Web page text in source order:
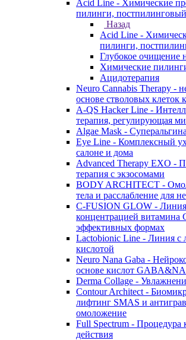
Acid Line - Химические
пилинги,
Назад
Acid Line -
пилинги,
Глубокое очищение
Химические
Ацидотерапия
Neuro Cannabis Therapy -
основе стволовых клеток
A-QS Hacker Line -
терапия, регулирующая
Algae Mask -
Eye Line - Комплексный
салоне и дома
Advanced Therapy EXO -
терапия с экзосомами
BODY ARCHITECT -
тела и расслабление для
C-FUSION GLOW -
концентрацией витамина
эффективных формах
Lactobionic Line - Линия с
кислотой
Neuro Nana Gaba -
основе кислот
Derma Collage -
Contour Architect -
лифтинг SMAS и
омоложение
Full Spectrum - Процедура
действия